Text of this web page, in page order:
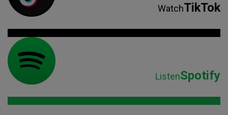
WatchTikTok
ListenSpotify